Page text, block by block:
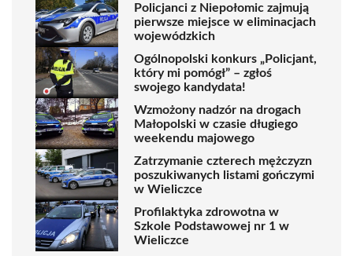
Policjanci z Niepołomic zajmują
pierwsze miejsce w eliminacjach
wojewódzkich
Ogólnopolski konkurs „Policjant,
który mi pomógł” – zgłoś
swojego kandydata!
Wzmożony nadzór na drogach
Małopolski w czasie długiego
weekendu majowego
Zatrzymanie czterech mężczyzn
poszukiwanych listami gończymi
w Wieliczce
Profilaktyka zdrowotna w
Szkole Podstawowej nr 1 w
Wieliczce